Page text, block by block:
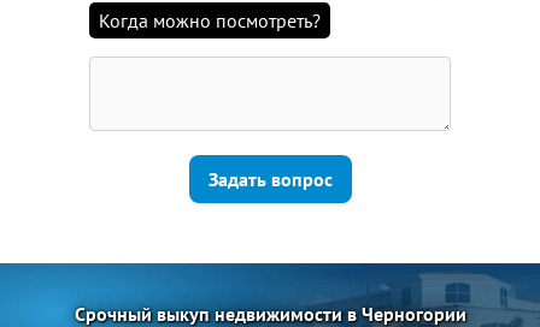
Когда можно посмотреть?
Задать вопрос
Срочный выкуп недвижимости в Черногории